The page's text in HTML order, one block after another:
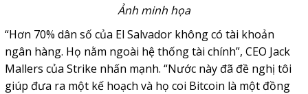
Ảnh minh họa
“Hơn 70% dân số của El Salvador không có tài khoản
ngân hàng. Họ nằm ngoài hệ thống tài chính”, CEO Jack
Mallers của Strike nhấn mạnh. “Nước này đã đề nghị tôi
giúp đưa ra một kế hoạch và họ coi Bitcoin là một đồng